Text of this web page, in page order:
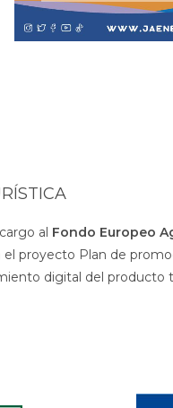
al Fondo Europeo
el proyecto Plan de
digital del producto